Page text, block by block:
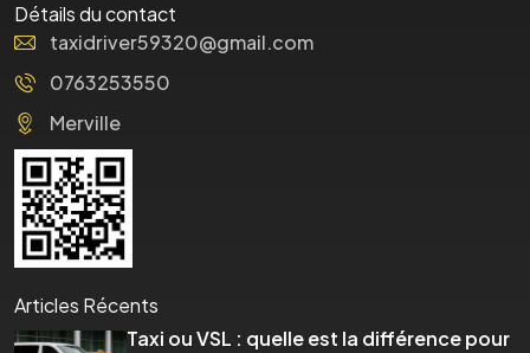
Détails du contact
taxidriver59320@gmail.com
0763253550
Merville
Articles Récents
Taxi ou VSL : quelle est la différence pour